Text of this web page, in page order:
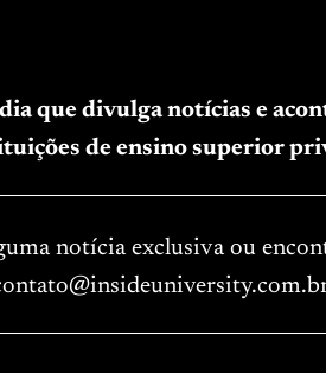
que divulga notícias e
de ensino superior
notícia exclusiva ou